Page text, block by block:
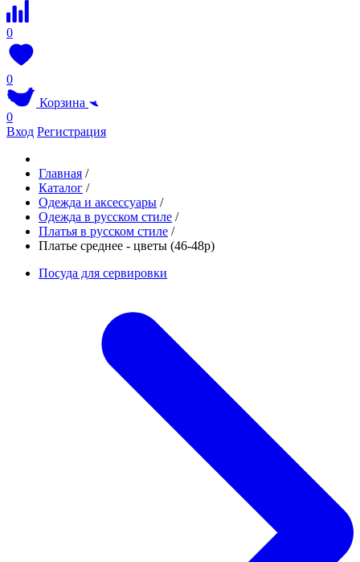
0
0
Корзина
0
Вход Регистрация
Главная /
Каталог /
Одежда и аксессуары /
Одежда в русском стиле /
Платья в русском стиле /
Платье среднее - цветы (46-48р)
Посуда для сервировки